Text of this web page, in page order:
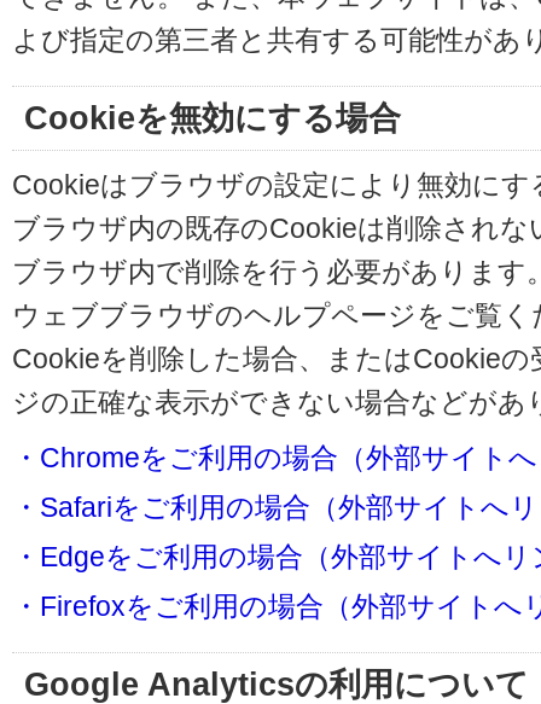
よび指定の第三者と共有する可能性があ
Cookieを無効にする場合
Cookieはブラウザの設定により無効に
ブラウザ内の既存のCookieは削除され
ブラウザ内で削除を行う必要があります
ウェブブラウザのヘルプページをご覧く
Cookieを削除した場合、またはCookie
ジの正確な表示ができない場合などが
・Chromeをご利用の場合（外部サイト
・Safariをご利用の場合（外部サイトへ
・Edgeをご利用の場合（外部サイトへリ
・Firefoxをご利用の場合（外部サイトへ
Google Analyticsの利用について